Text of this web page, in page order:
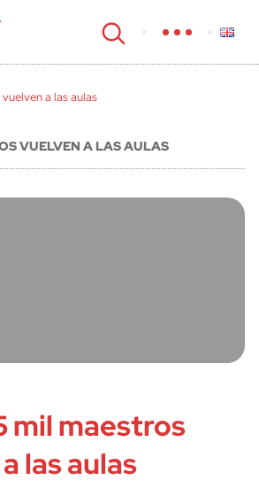
a las aulas
VUELVEN A LAS AULAS
mil maestros
las aulas